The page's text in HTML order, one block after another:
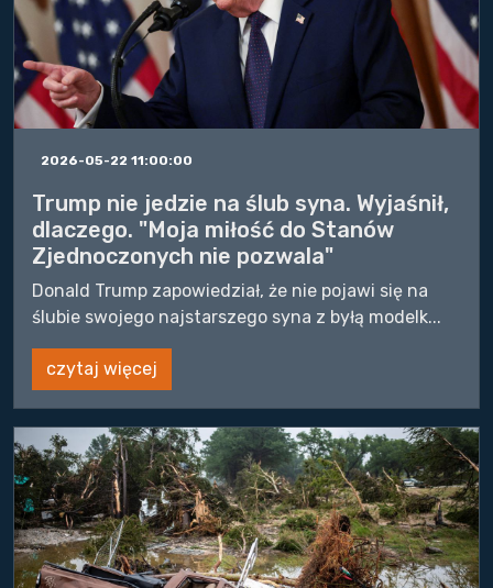
2026-05-22 11:00:00
Trump nie jedzie na ślub syna. Wyjaśnił,
dlaczego. "Moja miłość do Stanów
Zjednoczonych nie pozwala"
Donald Trump zapowiedział, że nie pojawi się na
ślubie swojego najstarszego syna z byłą modelk...
czytaj więcej